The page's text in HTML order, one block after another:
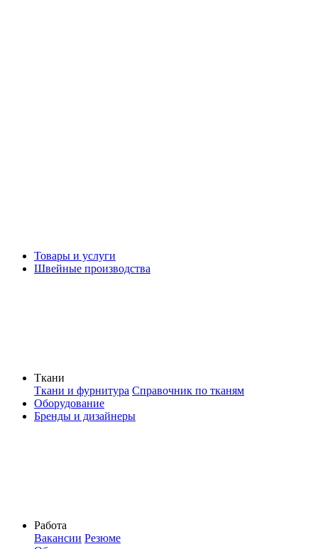
Товары и услуги
Швейные производства
Ткани
Ткани и фурнитура Справочник по тканям
Оборудование
Бренды и дизайнеры
Работа
Вакансии Резюме